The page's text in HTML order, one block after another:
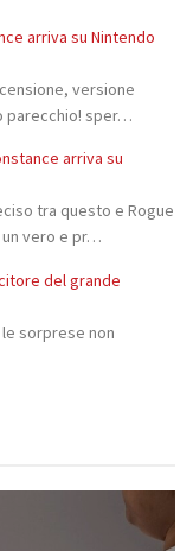
arriva su Nintendo
versione
parecchio! sper…
arriva su
tra questo e Rogue
un vero e pr…
del grande
sorprese non